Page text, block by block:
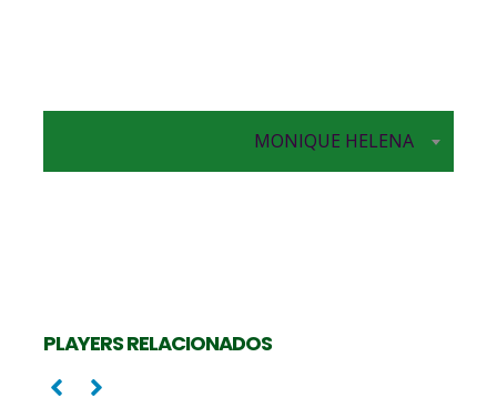
MONIQUE HELENA
PLAYERS RELACIONADOS
Oposta
Oposta